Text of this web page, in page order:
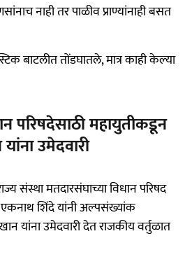
नाही तर पाळीव प्राण्यांनाही बसत
बाटलीत तोंडघातले, मात्र काही केल्या
परिषदेसाठी महायुतीकडून
उमेदवारी
संस्था मतदारसंघाच्या विधान परिषद
शिंदे यांनी अल्पसंख्यांक
यांना उमेदवारी देत राजकीय वर्तुळात